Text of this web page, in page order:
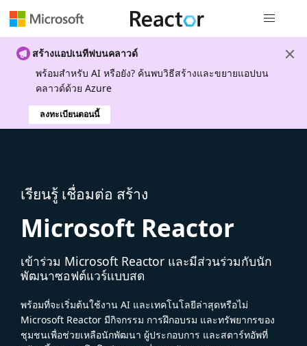
สร้างแอปเนทีฟบนคลาวด์
พร้อมสําหรับ AI หรือยัง? ค้นพบวิธีสร้างและขยายแอปบน
คลาวด์ด้วย Azure
ลงทะเบียนตอนนี้
เรียนรู้ เชื่อมต่อ สร้าง
Microsoft Reactor
เข้าร่วม Microsoft Reactor และมีส่วนร่วมกับนัก
พัฒนาซอฟต์แวร์แบบสด
พร้อมที่จะเริ่มต้นใช้งาน AI และเทคโนโลยีล่าสุดหรือไม่
Microsoft Reactor มีกิจกรรม การฝึกอบรม และทรัพยากรของ
ชุมชนเพื่อช่วยเหลือนักพัฒนา ผู้ประกอบการ และสตาร์ทอัพที่